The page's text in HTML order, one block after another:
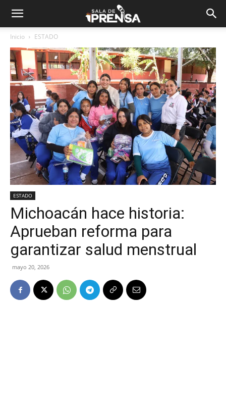
Inicio ESTADO
ESTADO
Michoacán hace historia:
Aprueban reforma para
garantizar salud menstrual
mayo 20, 2026